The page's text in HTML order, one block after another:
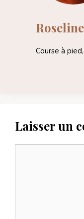
Course à
Laisser un